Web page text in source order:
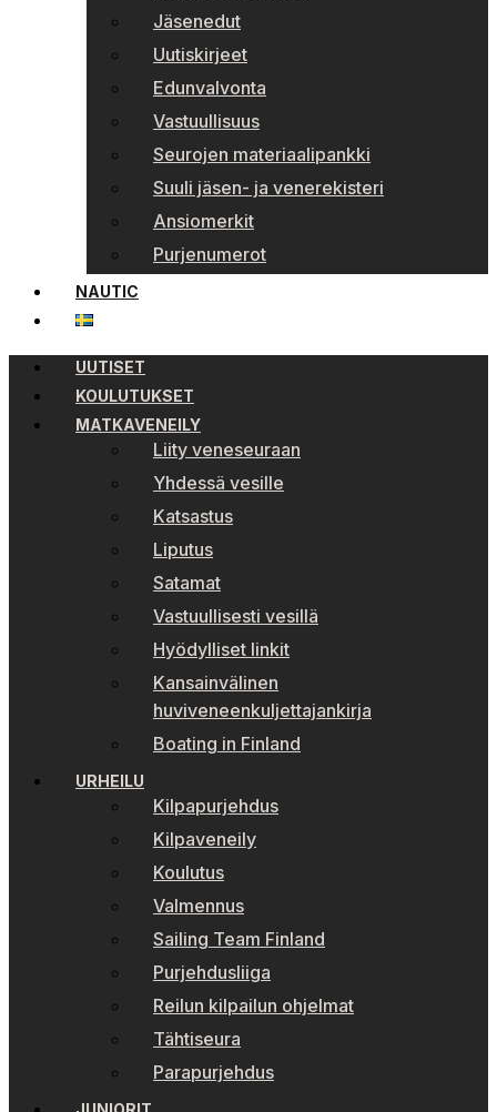
Jäsenedut
Uutiskirjeet
Edunvalvonta
Vastuullisuus
Seurojen materiaalipankki
Suuli jäsen- ja venerekisteri
Ansiomerkit
Purjenumerot
NAUTIC
UUTISET
KOULUTUKSET
MATKAVENEILY
Liity veneseuraan
Yhdessä vesille
Katsastus
Liputus
Satamat
Vastuullisesti vesillä
Hyödylliset linkit
Kansainvälinen
huviveneenkuljettajankirja
Boating in Finland
URHEILU
Kilpapurjehdus
Kilpaveneily
Koulutus
Valmennus
Sailing Team Finland
Purjehdusliiga
Reilun kilpailun ohjelmat
Tähtiseura
Parapurjehdus